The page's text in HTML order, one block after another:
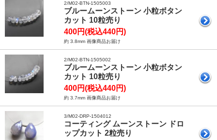
2/M02-BTN-1505003
ブルームーンストーン 小粒ボタン
カット 10粒売り
400円(税込440円)
約 3.8mm 画像商品お届け
2/M02-BTN-1505002
ブルームーンストーン 小粒ボタン
カット 10粒売り
400円(税込440円)
約 3.7mm 画像商品お届け
3/M02-DRP-1504012
コーティング ムーンストーン ドロ
ップカット 2粒売り